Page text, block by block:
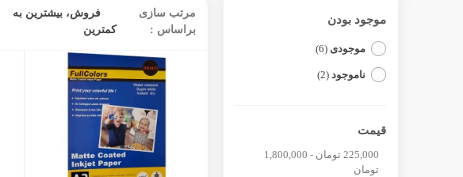
موجود بودن
موجودی(6)
ناموجود(2)
قیمت
225,000 تومان - 1,800,000
تومان
مرتب سازی
براساس :
فروش، بیشترین به
کمترین